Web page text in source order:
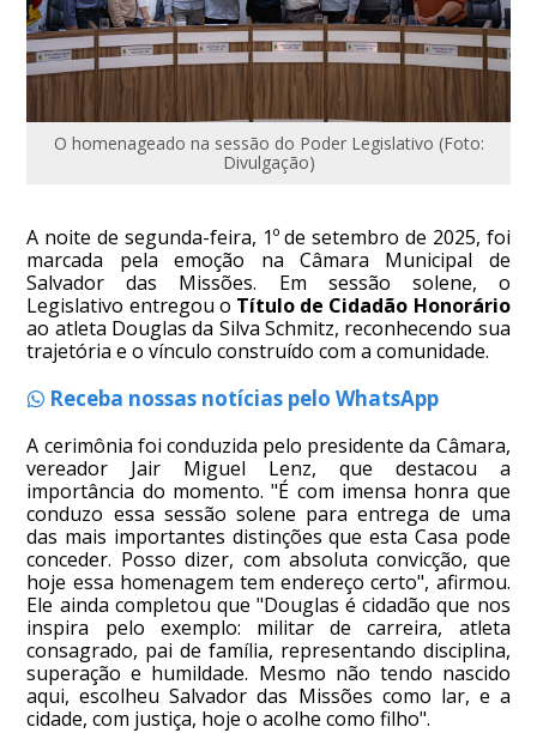
O homenageado na sessão do Poder Legislativo (Foto:
Divulgação)
A noite de segunda-feira, 1º de setembro de 2025, foi
marcada pela emoção na Câmara Municipal de
Salvador das Missões. Em sessão solene, o
Legislativo entregou o Título de Cidadão Honorário
ao atleta Douglas da Silva Schmitz, reconhecendo sua
trajetória e o vínculo construído com a comunidade.
Receba nossas notícias pelo WhatsApp
A cerimônia foi conduzida pelo presidente da Câmara,
vereador Jair Miguel Lenz, que destacou a
importância do momento. "É com imensa honra que
conduzo essa sessão solene para entrega de uma
das mais importantes distinções que esta Casa pode
conceder. Posso dizer, com absoluta convicção, que
hoje essa homenagem tem endereço certo", afirmou.
Ele ainda completou que "Douglas é cidadão que nos
inspira pelo exemplo: militar de carreira, atleta
consagrado, pai de família, representando disciplina,
superação e humildade. Mesmo não tendo nascido
aqui, escolheu Salvador das Missões como lar, e a
cidade, com justiça, hoje o acolhe como filho".